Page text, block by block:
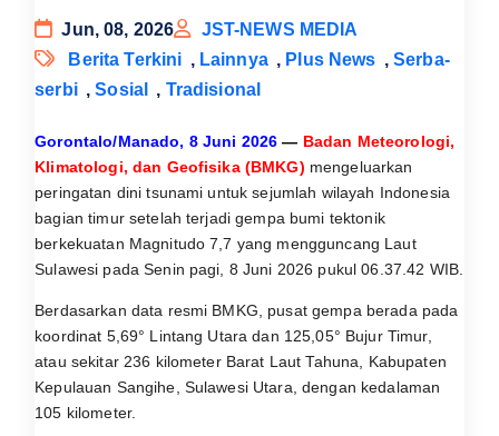
Jun, 08, 2026
JST-NEWS MEDIA
Berita Terkini , Lainnya , Plus News , Serba-
serbi ,Sosial , Tradisional
Gorontalo/Manado, 8 Juni 2026 — Badan Meteorologi,
Klimatologi, dan Geofisika (BMKG) mengeluarkan
peringatan dini tsunami untuk sejumlah wilayah Indonesia
bagian timur setelah terjadi gempa bumi tektonik
berkekuatan Magnitudo 7,7 yang mengguncang Laut
Sulawesi pada Senin pagi, 8 Juni 2026 pukul 06.37.42 WIB.
Berdasarkan data resmi BMKG, pusat gempa berada pada
koordinat 5,69° Lintang Utara dan 125,05° Bujur Timur,
atau sekitar 236 kilometer Barat Laut Tahuna, Kabupaten
Kepulauan Sangihe, Sulawesi Utara, dengan kedalaman
105 kilometer.